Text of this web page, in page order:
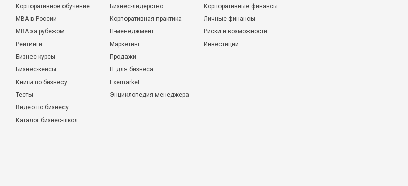
Корпоративное обучение
MBA в России
MBA за рубежом
Рейтинги
Бизнес-курсы
Бизнес-кейсы
Книги по бизнесу
Тесты
Видео по бизнесу
Каталог бизнес-школ
Бизнес-лидерство
Корпоративная практика
IT-менеджмент
Маркетинг
Продажи
IT для бизнеса
Exemarket
Энциклопедия менеджера
Корпоративные финансы
Личные финансы
Риски и возможности
Инвестиции